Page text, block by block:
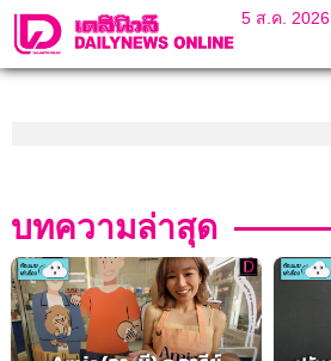
5 ส.ค. 2026
บทความล่าสุด